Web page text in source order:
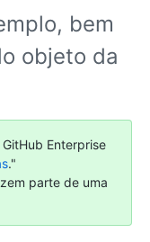
bem
objeto da
Enterprise
."
parte de uma